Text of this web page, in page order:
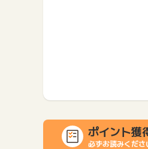
ポイント獲
必ずお読みくださ